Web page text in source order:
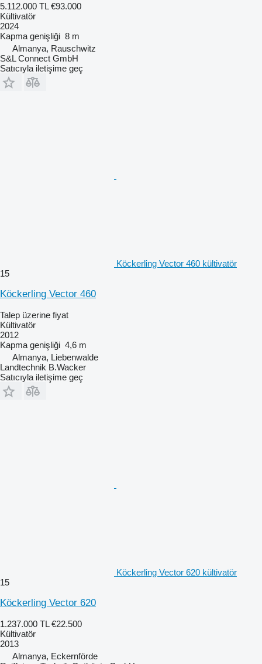
5.112.000 TL €93.000
Kültivatör
2024
Kapma genişliği 8 m
Almanya, Rauschwitz
S&L Connect GmbH
Satıcıyla iletişime geç
Köckerling Vector 460 kültivatör
15
Köckerling Vector 460
Talep üzerine fiyat
Kültivatör
2012
Kapma genişliği 4,6 m
Almanya, Liebenwalde
Landtechnik B.Wacker
Satıcıyla iletişime geç
Köckerling Vector 620 kültivatör
15
Köckerling Vector 620
1.237.000 TL €22.500
Kültivatör
2013
Almanya, Eckernförde